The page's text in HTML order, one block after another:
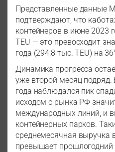
Представленные данные
подтверждают, что
контейнеров в июне 2023
TEU — это превосходит
года (294,8 тыс. TEU) на
Динамика прогресса
уже второй месяц подряд.
года наблюдался пик
исходом с рынка РФ
международных линий, и
контейнерных парков.
среднемесячная выручка
превышает прошлогодний